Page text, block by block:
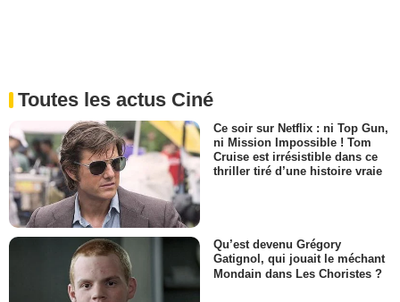
Toutes les actus Ciné
Ce soir sur Netflix : ni Top Gun,
ni Mission Impossible ! Tom
Cruise est irrésistible dans ce
thriller tiré d’une histoire vraie
Qu’est devenu Grégory
Gatignol, qui jouait le méchant
Mondain dans Les Choristes ?